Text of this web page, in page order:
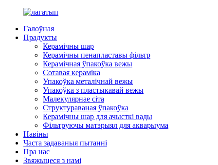
Галоўная
Прадукты
Керамічны шар
Керамічны пенапластавы фільтр
Керамічная ўпакоўка вежы
Сотавая кераміка
Упакоўка металічнай вежы
Упакоўка з пластыкавай вежы
Малекулярнае сіта
Структураваная ўпакоўка
Керамічны шар для ачысткі вады
Фільтруючы матэрыял для акварыума
Навіны
Часта задаваныя пытанні
Пра нас
Звяжыцеся з намі